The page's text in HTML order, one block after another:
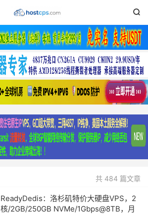

共 484 篇文章
ReadyDedis：洛杉矶特价大硬盘VPS，2
核/2GB/250GB NVMe/1Gbps@8TB，月